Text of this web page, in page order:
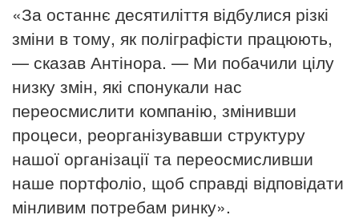
«За останнє десятиліття відбулися різкі
зміни в тому, як поліграфісти працюють,
— сказав Антінора. — Ми побачили цілу
низку змін, які спонукали нас
переосмислити компанію, змінивши
процеси, реорганізувавши структуру
нашої організації та переосмисливши
наше портфоліо, щоб справді відповідати
мінливим потребам ринку».